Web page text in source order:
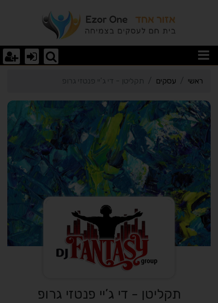
פרטי כרטיס העסק תקליטן -
ראשי עסקים תקליטן - די ג’יי פנטזי גרופ
תקליטן - די ג’יי פנטזי גרופ